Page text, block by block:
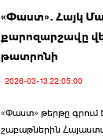
«Փաստ». Հայկ
քարոզարշավը
թատրոնի
2026-03-13 22:05:00
«Փաստ» թերթը գրում
շաբաթներին